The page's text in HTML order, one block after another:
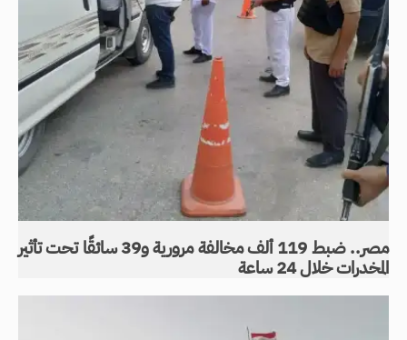
مصر.. ضبط 119 ألف مخالفة مرورية و39 سائقًا تحت تأثير
المخدرات خلال 24 ساعة